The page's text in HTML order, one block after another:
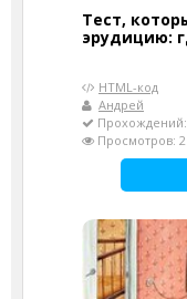
Тест,
эрудицию:
HTML-код
Андрей
Прохождений:
Просмотров: